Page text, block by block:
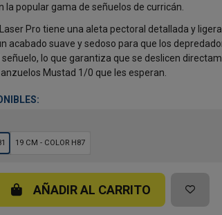
la popular gama de señuelos de curricán.
Pro tiene una aleta pectoral detallada y
acabado suave y sedoso para que los
lo que garantiza que se deslicen
Mustad 1/0 que les esperan.
19 CM - COLOR H87
AÑADIR AL CARRITO